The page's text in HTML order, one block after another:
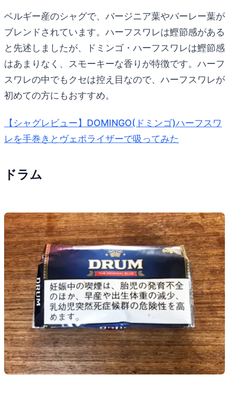
ベルギー産のシャグで、バージニア葉やバーレー葉が
ブレンドされています。ハーフスワレは鰹節感がある
と先述しましたが、ドミンゴ・ハーフスワレは鰹節感
はあまりなく、スモーキーな香りが特徴です。ハーフ
スワレの中でもクセは控え目なので、ハーフスワレが
初めての方にもおすすめ。
【シャグレビュー】DOMINGO(ドミンゴ)ハーフスワ
レを手巻きとヴェポライザーで吸ってみた
ドラム